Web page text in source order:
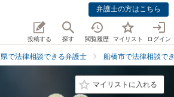
弁護士の方はこちら
投稿する 探す 閲覧履歴 マイリスト ログイン
で法律相談できる弁護士 船橋市で法律相談で
マイリストに入れる